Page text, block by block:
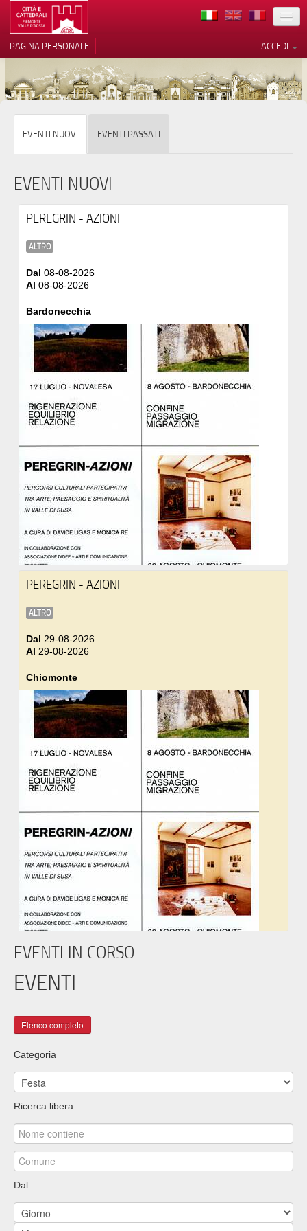
TERRITORIO
ARCHITETTURE
EVENTI
ACCOGLIENZE
PRESS
ACCEDI
PAGINA PERSONALE
EVENTI NUOVI EVENTI PASSATI
EVENTI NUOVI
PEREGRIN - AZIONI
ALTRO
Dal 08-08-2026
Al 08-08-2026
Bardonecchia
PEREGRIN - AZIONI
ALTRO
Dal 29-08-2026
Al 29-08-2026
Chiomonte
EVENTI IN CORSO
EVENTI
Categoria
Ricerca libera
Dal
Le tue preferenze relative alla
privacy